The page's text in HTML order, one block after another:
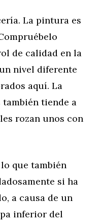
La pintura es
de calidad en la
nivel diferente
aquí. La
tiende a
rozan unos con
que también
si ha
a causa de un
inferior del